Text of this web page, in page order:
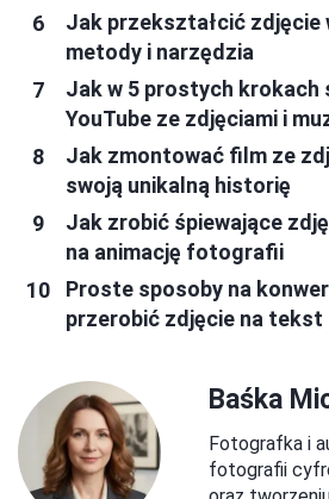
Jak przekształcić
metody i narzędzia
Jak w 5 prostych
YouTube ze zdjęciami i
Jak zmontować film ze
swoją unikalną historię
Jak zrobić śpiewające
na animację fotografii
Proste sposoby na
przerobić zdjęcie na tekst
Baśka
Fotografka i
fotografii